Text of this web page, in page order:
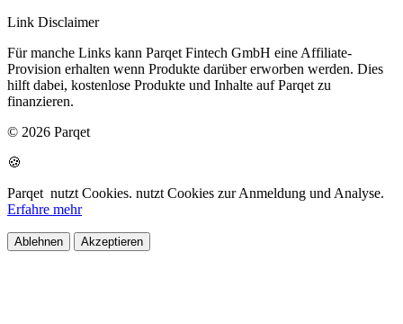
Link Disclaimer
Für manche Links kann Parqet Fintech GmbH eine Affiliate-
Provision erhalten wenn Produkte darüber erworben werden. Dies
hilft dabei, kostenlose Produkte und Inhalte auf Parqet zu
finanzieren.
© 2026 Parqet
🍪
Parqet nutzt Cookies. nutzt Cookies zur Anmeldung und Analyse.
Erfahre mehr
Ablehnen Akzeptieren